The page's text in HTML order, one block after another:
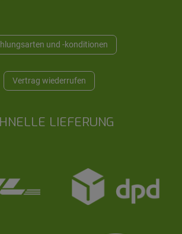
und -konditionen
Vertrag wiederrufen
LIEFERUNG